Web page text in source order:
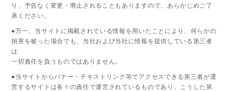
り、予告なく変更・廃止されることもありますので、あらかじめご了
承ください。
●万一、当サイトに掲載されている情報を用いたことにより、何らかの
損害を被った場合でも、当社および当社に情報を提供している第三者
は
一切責任を負うものではありません。
●当サイトからバナー・テキストリンク等でアクセスできる第三者が運
営するサイトは各々の責任で運営されているものであり、こうした第